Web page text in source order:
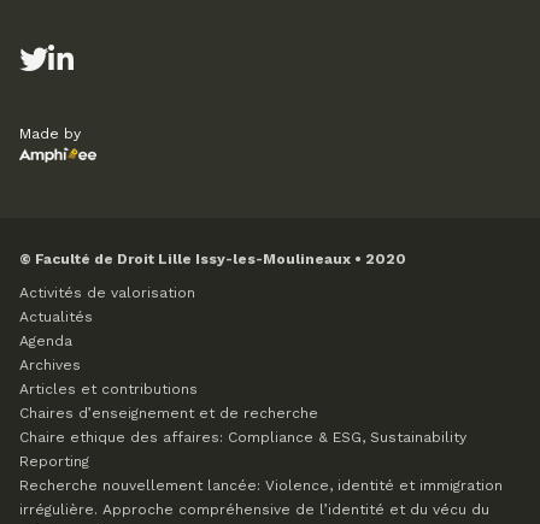
Made by
© Faculté de Droit Lille Issy-les-Moulineaux • 2020
Activités de valorisation
Actualités
Agenda
Archives
Articles et contributions
Chaires d’enseignement et de recherche
Chaire ethique des affaires: Compliance & ESG, Sustainability
Reporting
Recherche nouvellement lancée: Violence, identité et immigration
irrégulière. Approche compréhensive de l’identité et du vécu du